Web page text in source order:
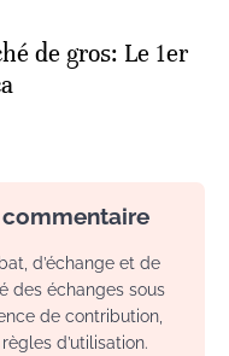
de gros: Le 1er
commentaire
d’échange et de
des échanges sous
de contribution,
d’utilisation.